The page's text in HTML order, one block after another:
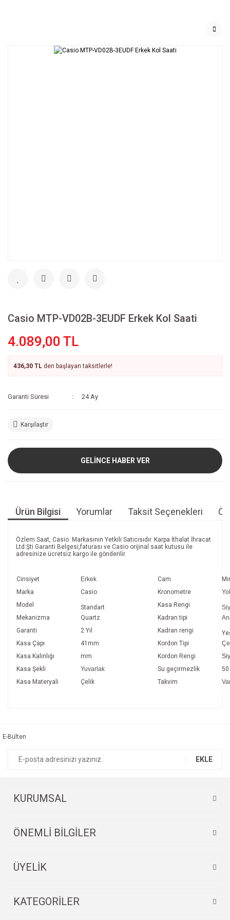
Casio MTP-VD02B-3EUDF Erkek Kol Saati
4.089,00 TL
436,30 TL den başlayan taksitlerle!
Garanti Süresi 24 Ay
Karşılaştır
GELİNCE HABER VER
Ürün Bilgisi Yorumlar Taksit Seçenekleri
Özlem Saat, Casio Markasının Yetkili Satıcısıdır. Karpa İthalat İhracat
Ltd.Şti Garanti Belgesi,faturası ve Casio orijinal saat kutusu ile
adresinize ücretsiz kargo ile gönderilir.
Cinsiyet Erkek Cam
Marka
Casio Kronometre
Model
Standart Kasa Rengi
Mekanizma
Quartz Kadran tipi
Garanti
2 Yıl Kadran rengi
Kasa Çapı
41mm Kordon Tipi
Kasa Kalınlığı
mm Kordon Rengi
Kasa Şekli
Yuvarlak Su geçirmezlik
Kasa Materyali
Çelik Takvim
Ürün fiyatı diğer sitelerden daha pahalı.
E-Bülten
EKLE
KURUMSAL
ÖNEMLİ BİLGİLER
ÜYELİK
KATEGORİLER